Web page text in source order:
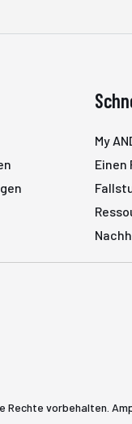
My
Einen
Rechte vorbehalten.